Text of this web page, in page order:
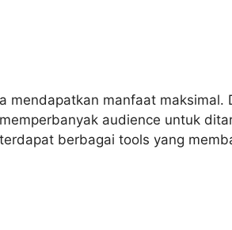
mendapatkan manfaat maksimal.
audience untuk
berbagai tools yang